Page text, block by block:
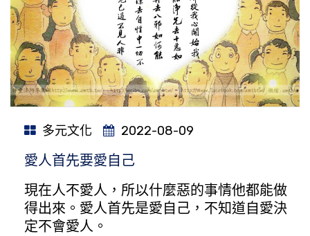
多元文化 2022-08-09
愛人首先要愛自己
現在人不愛人，所以什麼惡的事情他都能做
得出來。愛人首先是愛自己，不知道自愛決
定不會愛人。